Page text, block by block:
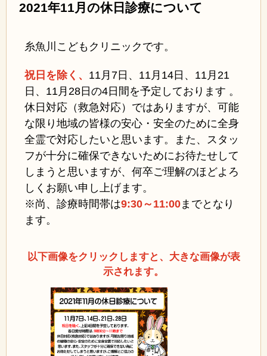
2021年11月の休日診療について
糸魚川こどもクリニックです。
祝日を除く、 11月7日、 11月14日、11月21
日、11月28日の4日間を予定しております 。
休日対応（救急対応）ではありますが、可能
な限り地域の皆様の安心・安全のために全身
全霊で対応したいと思います。また、スタッ
フが十分に確保できないためにお待たせして
しまうと思いますが、何卒ご理解のほどよろ
しくお願い申し上げます。
※尚、診療時間帯は9:30～11:00までとなり
ます。
以下画像をクリックしますと、大きな画像が表
示されます。